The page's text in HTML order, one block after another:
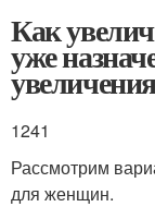
Как
уже
1241
Рассмотрим
для женщин.